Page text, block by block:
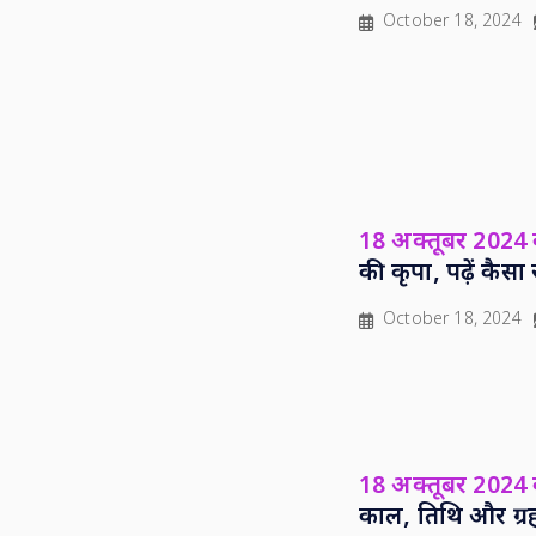
October 18, 2024
18 अक्तूबर 2024
की कृपा, पढ़ें
October 18, 2024
18 अक्तूबर 2024
काल, तिथि और